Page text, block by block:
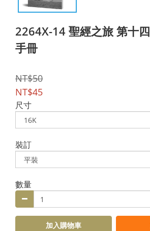
2264X-14 聖經之旅 第十
手冊
NT$50
NT$45
尺寸
裝訂
數量
加入購物車